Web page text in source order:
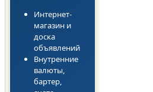
Интернет-
магазин и
доска
объявлений
Внутренние
валюты,
бартер,